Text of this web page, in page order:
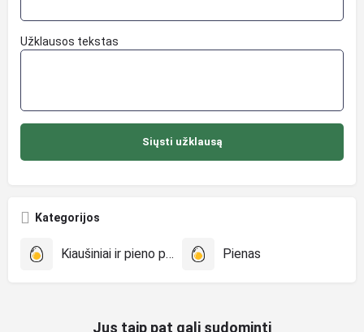
Užklausos tekstas
Kategorijos
Kiaušiniai ir pieno produktai Pienas
Jus taip pat gali sudominti